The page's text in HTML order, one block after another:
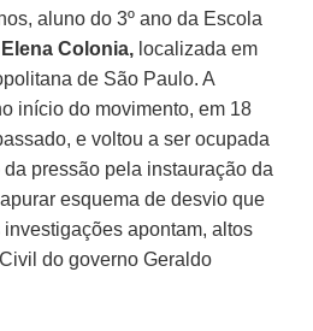
aluno do 3º ano da Escola
Elena Colonia, localizada em
de São Paulo. A
início do movimento, em 18
e voltou a ser ocupada
pressão pela instauração da
esquema de desvio que
apontam, altos
do governo Geraldo